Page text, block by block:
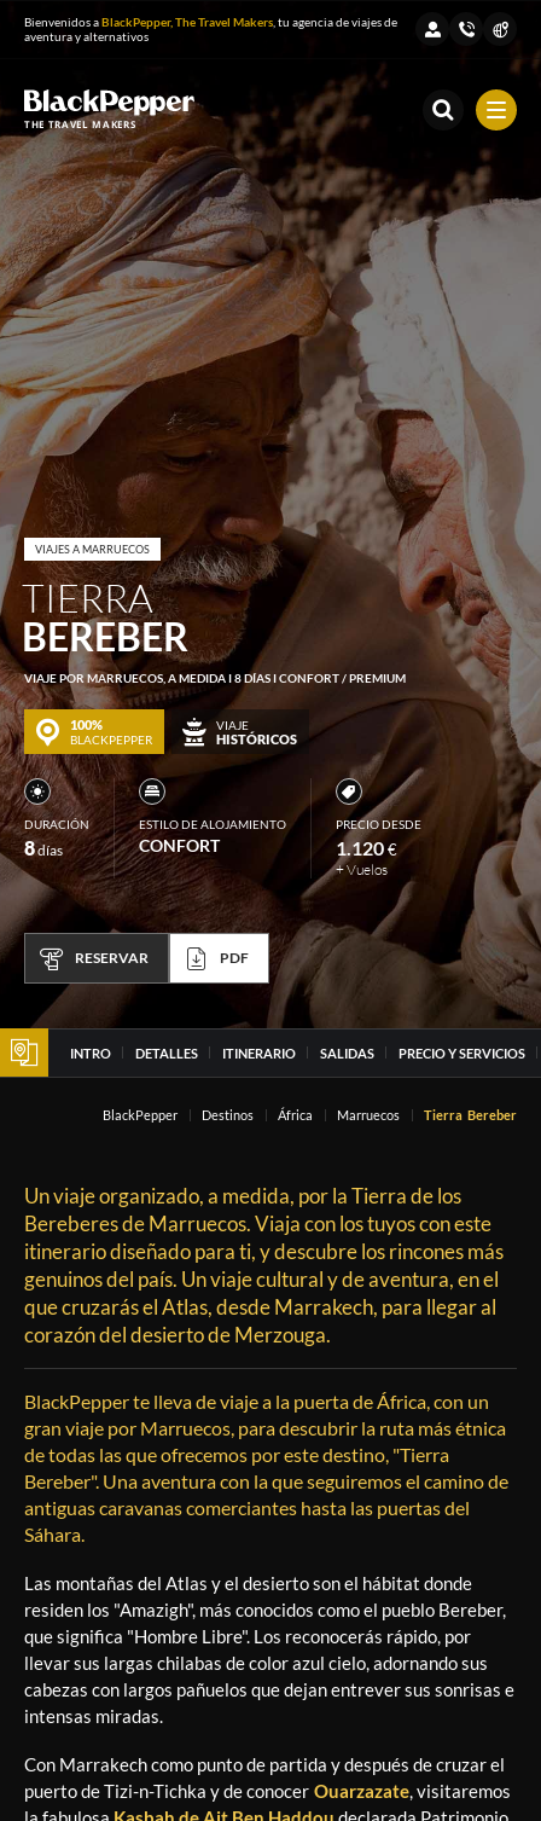
Bienvenidos aBlackPepper, The Travel Makers , tu agencia de viajes de
aventura y alternativos
THE TRAVEL MAKERS
TIERRA
BEREBER
VIAJE POR MARRUECOS, A MEDIDA I 8 DÍAS I CONFORT / PREMIUM
VIAJES A MARRUECOS
100%
BLACKPEPPER
VIAJE
HISTÓRICOS
DURACIÓN
8días
ESTILO DE ALOJAMIENTO
CONFORT
PRECIO DESDE
1.120€
+ Vuelos
RESERVAR PDF
INTRO DETALLES ITINERARIO SALIDAS PRECIO Y SERVICIOS
BlackPepper Destinos África Marruecos Tierra Bereber
Un viaje organizado, a medida, por la Tierra de los
Bereberes de Marruecos. Viaja con los tuyos con este
itinerario diseñado para ti, y descubre los rincones más
genuinos del país. Un viaje cultural y de aventura, en el
que cruzarás el Atlas, desde Marrakech, para llegar al
corazón del desierto de Merzouga.
BlackPepper te lleva de viaje a la puerta de África, con un
gran viaje por Marruecos, para descubrir la ruta más étnica
de todas las que ofrecemos por este destino, "Tierra
Bereber". Una aventura con la que seguiremos el camino de
antiguas caravanas comerciantes hasta las puertas del
Sáhara.
Las montañas del Atlas y el desierto son el hábitat donde
residen los "Amazigh", más conocidos como el pueblo Bereber,
que significa "Hombre Libre". Los reconocerás rápido, por
llevar sus largas chilabas de color azul cielo, adornando sus
cabezas con largos pañuelos que dejan entrever sus sonrisas e
intensas miradas.
Con Marrakech como punto de partida y después de cruzar el
puerto de Tizi-n-Tichka y de conocer Ouarzazate, visitaremos